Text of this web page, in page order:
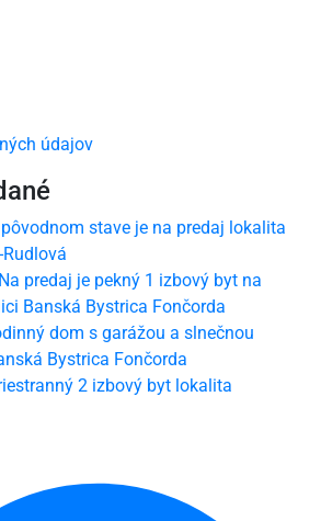
údajov
stave je na predaj lokalita
predaj je pekný 1 izbový byt na
Banská Bystrica Fončorda
dom s garážou a slnečnou
Bystrica Fončorda
2 izbový byt lokalita